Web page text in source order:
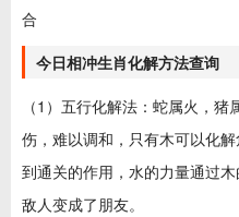
合
今日相冲生肖化解方法查询
（1）五行化解法：蛇属火，
伤，难以调和，只有木可以化
到通关的作用，水的力量通过
敌人变成了朋友。